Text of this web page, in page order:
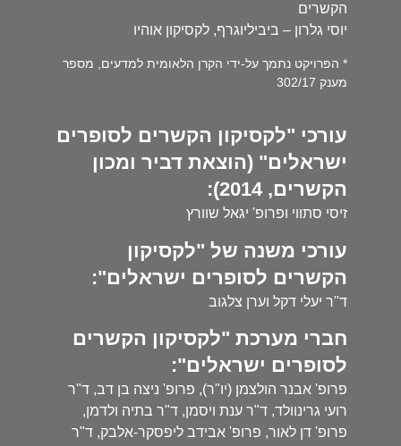
הקשרים
יוסי גלרון – ביביליוגרף, לקסיקון אוהיו
* הפרויקט נתמך על-ידי הקרן הלאומית למדעים, מספר
מענק 302/17
עורכי "לקסיקון הקשרים לסופרים
ישראלים" (הוצאת דביר ומכון
הקשרים, 2014):
זיסי סתווי ופרופ' יגאל שוורץ
עורכי משנה של "לקסיקון
הקשרים לסופרים ישראלים":
ד"ר יעלי דקל וערן צלגוב
חברי מערכת "לקסיקון הקשרים
לסופרים ישראלים":
פרופ' אבנר הולצמן (יו"ר), פרופ' ניצה בן דב, ד"ר
רועי גרינוולד, ד"ר ענת ויסמן, ד"ר בתיה ולדמן,
פרופ' דן לאור, פרופ' אבידב ליפסקר-אלבק, ד"ר